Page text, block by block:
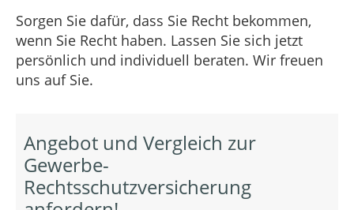
Sorgen Sie dafür, dass Sie Recht bekommen,
wenn Sie Recht haben. Lassen Sie sich jetzt
persönlich und individuell beraten. Wir freuen
uns auf Sie.
Angebot und Vergleich zur
Gewerbe-
Rechtsschutzversicherung